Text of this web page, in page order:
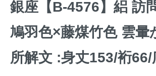
銀座【B-4576】絽 訪
鳩羽色×藤煤竹色 雲暈
所解文 :身丈153/裄66/